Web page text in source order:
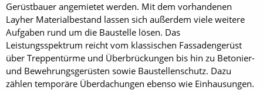
Gerüstbauer angemietet werden. Mit dem vorhandenen
Layher Materialbestand lassen sich außerdem viele weitere
Aufgaben rund um die Baustelle lösen. Das
Leistungsspektrum reicht vom klassischen Fassadengerüst
über Treppentürme und Überbrückungen bis hin zu Betonier-
und Bewehrungsgerüsten sowie Baustellenschutz. Dazu
zählen temporäre Überdachungen ebenso wie Einhausungen.